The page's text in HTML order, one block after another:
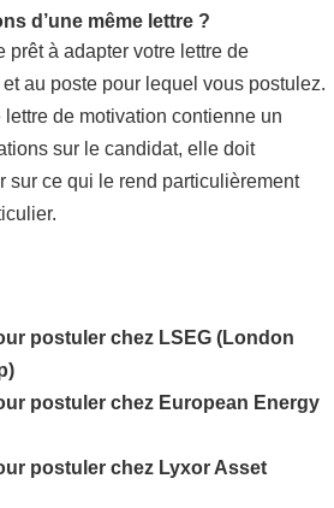
d’une même lettre ?
prêt à adapter votre lettre de
au poste pour lequel vous postulez.
lettre de motivation contienne un
sur le candidat, elle doit
sur ce qui le rend particulièrement
postuler chez LSEG (London
postuler chez European Energy
postuler chez Lyxor Asset